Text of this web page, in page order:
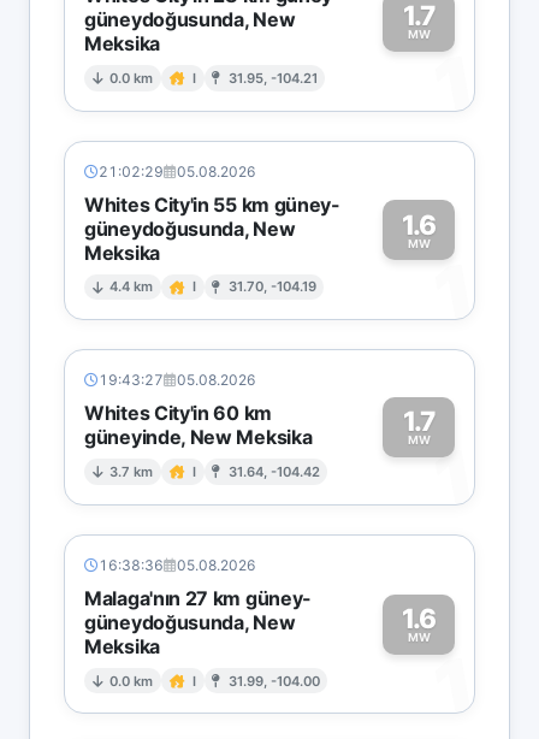
güneydoğusunda, New
Meksika
0.0 km I 31.95, -104.21
1.7
MW
1
21:02:29 05.08.2026
Whites City'in 55 km güney-
güneydoğusunda, New
Meksika
4.4 km I 31.70, -104.19
1.6
MW
1
19:43:27 05.08.2026
Whites City'in 60 km
güneyinde, New Meksika
3.7 km I 31.64, -104.42
1.7
MW1
16:38:36 05.08.2026
Malaga'nın 27 km güney-
güneydoğusunda, New
Meksika
0.0 km I 31.99, -104.00
1.6
MW
1